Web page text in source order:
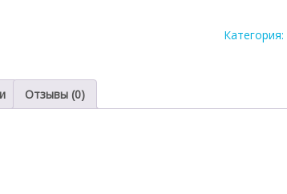
Категория:
Отзывы (0)